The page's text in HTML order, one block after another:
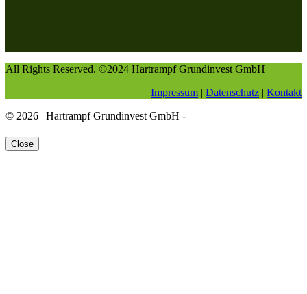
All Rights Reserved. ©2024 Hartrampf Grundinvest GmbH
Impressum | Datenschutz | Kontakt
© 2026 | Hartrampf Grundinvest GmbH -
Close